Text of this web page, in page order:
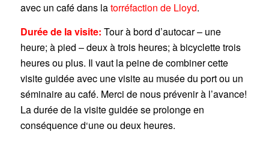
avec un café dans latorréfaction de Lloyd.
Durée de la visite: Tour à bord d’autocar – une
heure; à pied – deux à trois heures; à bicyclette trois
heures ou plus. Il vaut la peine de combiner cette
visite guidée avec une visite au musée du port ou un
séminaire au café. Merci de nous prévenir à l’avance!
La durée de la visite guidée se prolonge en
conséquence d‘une ou deux heures.